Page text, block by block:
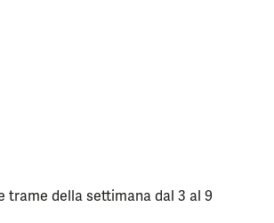
trame della settimana dal 3 al 9